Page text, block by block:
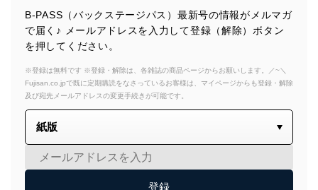
B-PASS（バックステージパス）最新号の情報がメルマガ
で届く♪ メールアドレスを入力して登録（解除）ボタン
を押してください。
※登録は無料です ※登録・解除は、各雑誌の商品ページからお願いします。／~＼
Fujisan.co.jpで既に定期購読をなさっているお客様は、マイページからも登録・解除
及び宛先メールアドレスの変更手続きが可能です。